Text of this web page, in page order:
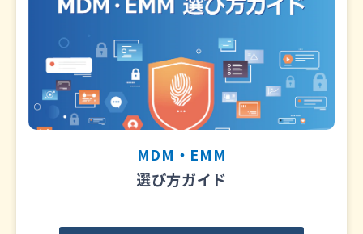
MDM・EMM
選び方ガイド